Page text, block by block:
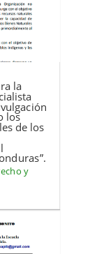
la
los
de los
y